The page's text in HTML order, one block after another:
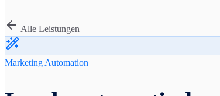
Alle Leistungen
Marketing Automation